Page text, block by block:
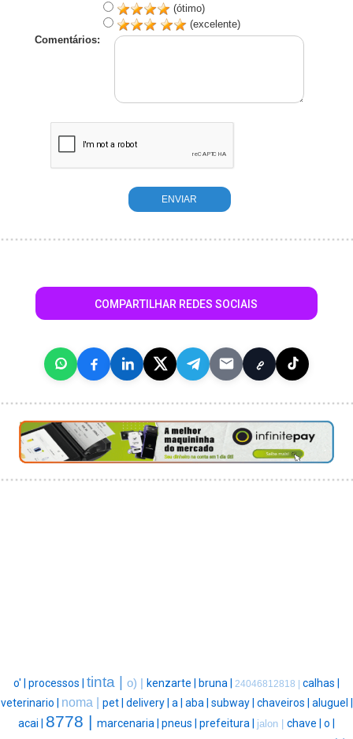
(ótimo)
(excelente)
Comentários:
COMPARTILHAR REDES SOCIAIS
o' | processos | tinta | o) | kenzarte | bruna | 24046812818 | calhas |
veterinario | noma | pet | delivery | a | aba | subway | chaveiros | aluguel |
acai | 8778 | marcenaria | pneus | prefeitura | jalon | chave | o |